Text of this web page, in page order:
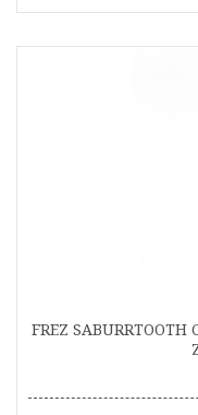
FREZ SABURRTOOTH